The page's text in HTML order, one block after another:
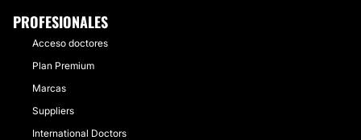
PROFESIONALES
Acceso doctores
Plan Premium
Marcas
Suppliers
International Doctors